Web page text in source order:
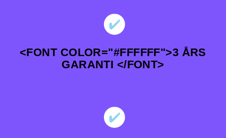
<FONT COLOR="#FFFFFF">3 ÅRS
GARANTI </FONT>